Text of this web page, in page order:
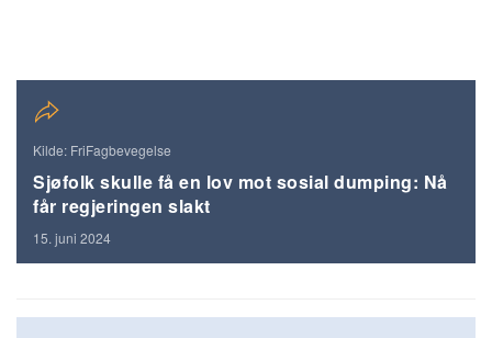
Kilde: FriFagbevegelse
Sjøfolk skulle få en lov mot sosial dumping: Nå
får regjeringen slakt
15. juni 2024